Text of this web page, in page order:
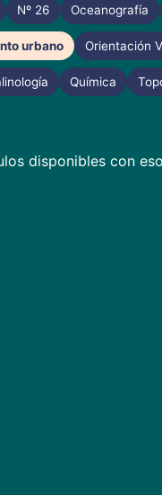
Nº 26 Oceanografía
urbano Orientación
Química
disponibles con